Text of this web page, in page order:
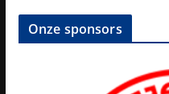
Onze sponsors